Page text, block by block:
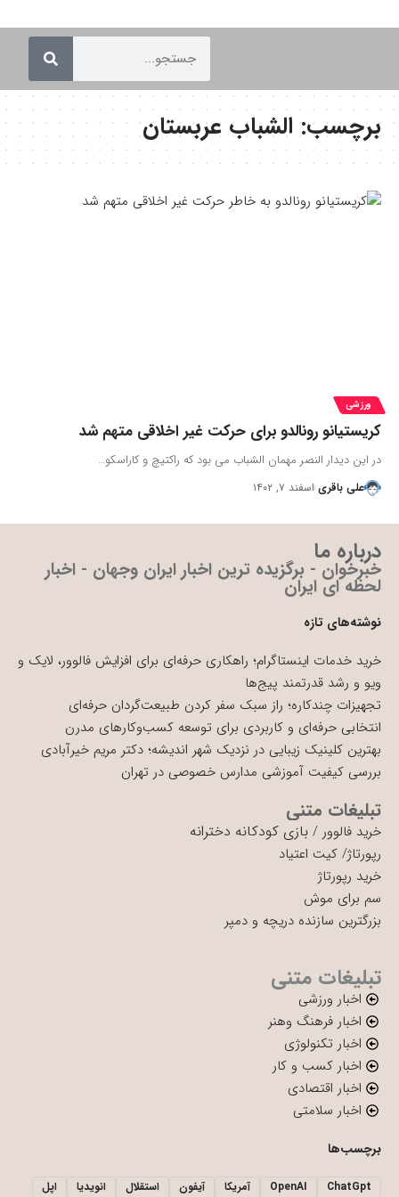
برچسب:الشباب عربستان
ورزشی
کریستیانو رونالدو برای حرکت غیر اخلاقی متهم شد
در این دیدار النصر مهمان الشباب می بود که راکتیچ و کاراسکو…
علی باقری اسفند ۷, ۱۴۰۲
درباره ما
خبرخوان - برگزیده ترین اخبار ایران وجهان - اخبار
لحظه ای ایران
نوشته‌های تازه
خرید خدمات اینستاگرام؛ راهکاری حرفه‌ای برای افزایش فالوور، لایک و
ویو و رشد قدرتمند پیج‌ها
تجهیزات چندکاره؛ راز سبک سفر کردن طبیعت‌گردان حرفه‌ای
انتخابی حرفه‌ای و کاربردی برای توسعه کسب‌وکارهای مدرن
بهترین کلینیک زیبایی در نزدیک شهر اندیشه؛ دکتر مریم خیرآبادی
بررسی کیفیت آموزشی مدارس خصوصی در تهران
تبلیغات متنی
خرید فالوور / بازی کودکانه دخترانه
رپورتاژ/ کیت اعتیاد
خرید رپورتاژ
سم برای موش
بزرگترین سازنده دریچه و دمپر
تبلیغات متنی
اخبار ورزشی
اخبار فرهنگ وهنر
اخبار تکنولوژی
اخبار کسب و کار
اخبار اقتصادی
اخبار سلامتی
برچسب‌ها
ChatGpt
OpenAI آمریکا آیفون استقلال انویدیا اپل